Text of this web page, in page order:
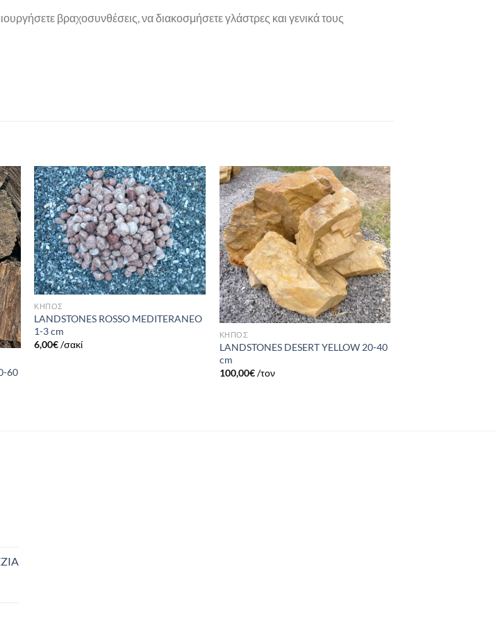
βραχοσυνθέσεις, να διακοσμήσετε γλάστρες και γενικά τους
60
Πρόσθήκη
στην λίστα
επιθυμιών
ΚΗΠΟΣ
LANDSTONES ROSSO MEDITERANEO
1-3 cm
6,00€/σακί
Πρόσθήκη
στην λίστα
επιθυμιών
ΚΗΠΟΣ
LANDSTONES DESERT YELLOW 20-40
cm
100,00€ /τον